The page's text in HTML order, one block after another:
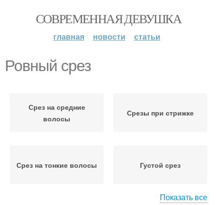
СОВРЕМЕННАЯ ДЕВУШКА
главная новости статьи
Ровный срез
Срез на средние
волосы
Срезы при стрижке
Срез на тонкие волосы Густой срез
Показать все